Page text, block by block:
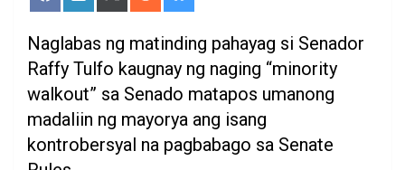
Naglabas ng matinding pahayag si Senador
Raffy Tulfo kaugnay ng naging “minority
walkout” sa Senado matapos umanong
madaliin ng mayorya ang isang
kontrobersyal na pagbabago sa Senate